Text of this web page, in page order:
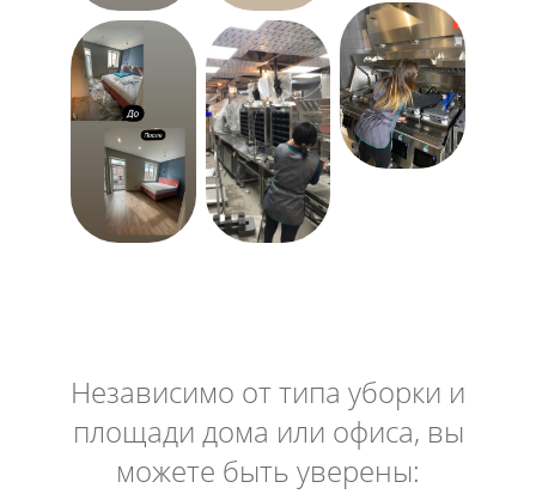
Независимо от типа уборки и
площади дома или офиса, вы
можете быть уверены: